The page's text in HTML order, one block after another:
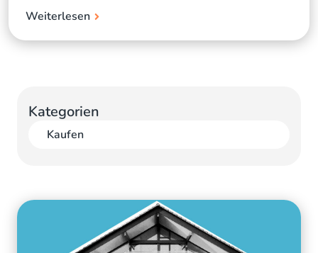
Weiterlesen
Kategorien
Kaufen